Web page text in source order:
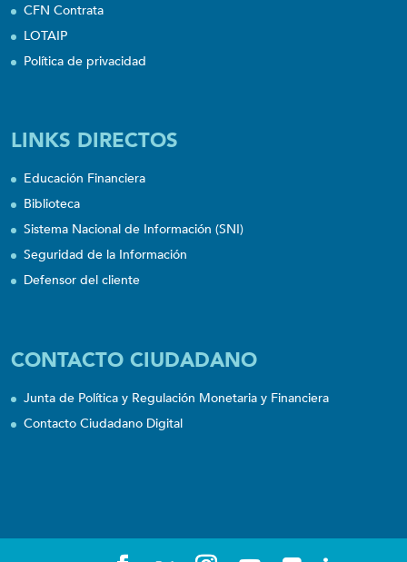
CFN Contrata
LOTAIP
Política de privacidad
LINKS DIRECTOS
Educación Financiera
Biblioteca
Sistema Nacional de Información (SNI)
Seguridad de la Información
Defensor del cliente
CONTACTO CIUDADANO
Junta de Política y Regulación Monetaria y Financiera
Contacto Ciudadano Digital